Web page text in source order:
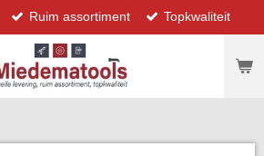
Ruim assortiment Topkwaliteit